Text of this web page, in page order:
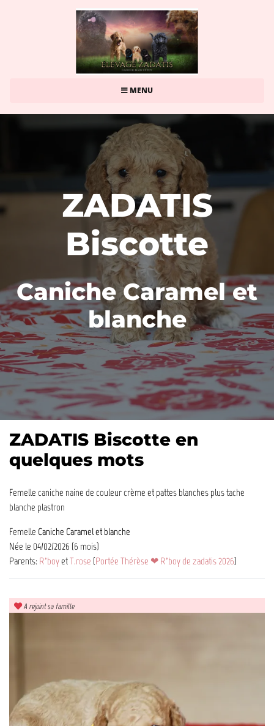
MENU
ZADATIS
Biscotte
Caniche Caramel et
blanche
A rejoint sa famille
ZADATIS Biscotte en
quelques mots
Femelle caniche naine de couleur crème et pattes blanches plus tache
blanche plastron
Femelle Caniche Caramel et blanche
Née le 04/02/2026 (6 mois)
Parents: R’boyetT.rose (Portée Thérèse ❤ R’boy de zadatis 2026)